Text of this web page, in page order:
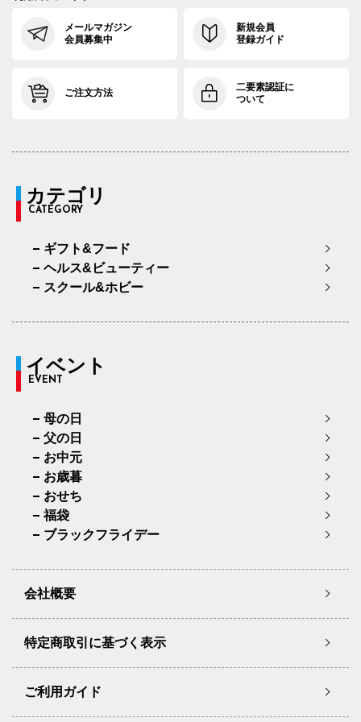
メールマガジン
会員募集中
新規会員
登録ガイド
ご注文方法
二要素認証に
ついて
カテゴリ
CATEGORY
ギフト&フード
ヘルス&ビューティー
スクール&ホビー
イベント
EVENT
母の日
父の日
お中元
お歳暮
おせち
福袋
ブラックフライデー
会社概要
特定商取引に基づく表示
ご利用ガイド